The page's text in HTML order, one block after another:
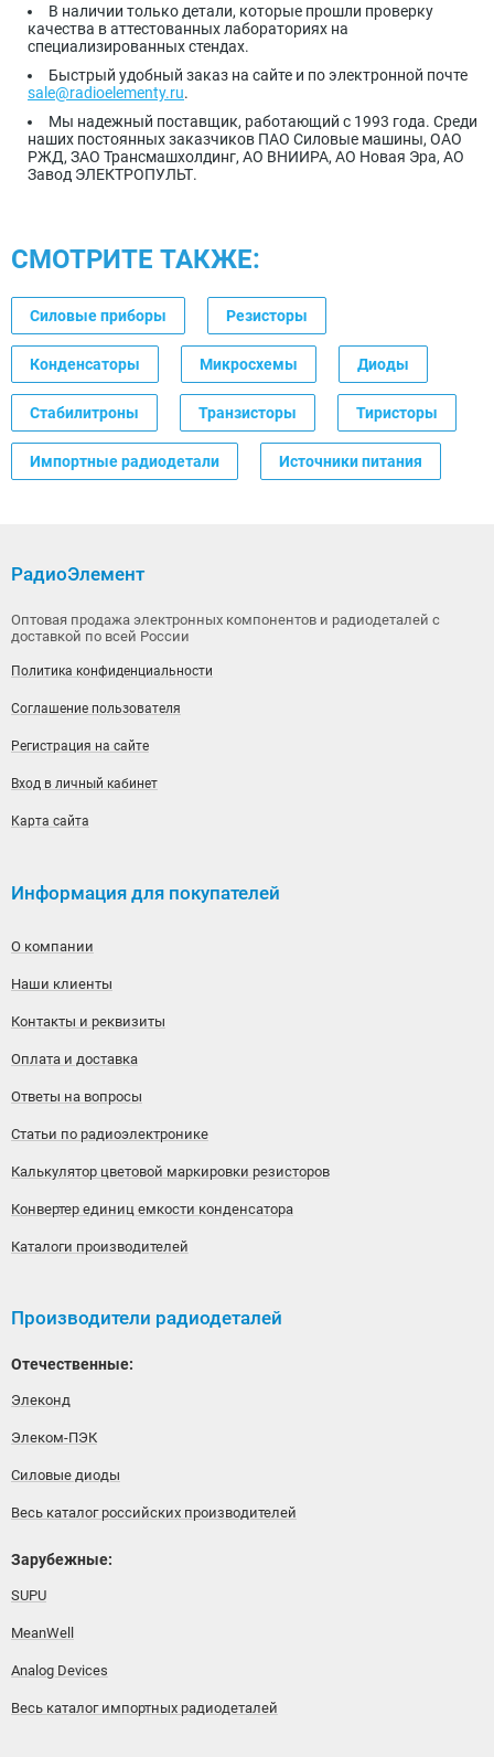
В наличии только детали, которые прошли проверку
качества в аттестованных лабораториях на
специализированных стендах.
Быстрый удобный заказ на сайте и по электронной почте
sale@radioelementy.ru.
Мы надежный поставщик, работающий с 1993 года. Среди
наших постоянных заказчиков ПАО Силовые машины, ОАО
РЖД, ЗАО Трансмашхолдинг, АО ВНИИРА, АО Новая Эра, АО
Завод ЭЛЕКТРОПУЛЬТ.
СМОТРИТЕ ТАКЖЕ:
Силовые приборы Резисторы
Конденсаторы Микросхемы Диоды
Стабилитроны Транзисторы Тиристоры
Импортные радиодетали Источники питания
РадиоЭлемент
Оптовая продажа электронных компонентов и радиодеталей с
доставкой по всей России
Политика конфиденциальности
Соглашение пользователя
Регистрация на сайте
Вход в личный кабинет
Карта сайта
Информация для покупателей
О компании
Наши клиенты
Контакты и реквизиты
Оплата и доставка
Ответы на вопросы
Статьи по радиоэлектронике
Калькулятор цветовой маркировки резисторов
Конвертер единиц емкости конденсатора
Каталоги производителей
Производители радиодеталей
Отечественные:
Элеконд
Элеком-ПЭК
Силовые диоды
Весь каталог российских производителей
Зарубежные:
SUPU
MeanWell
Analog Devices
Весь каталог импортных радиодеталей